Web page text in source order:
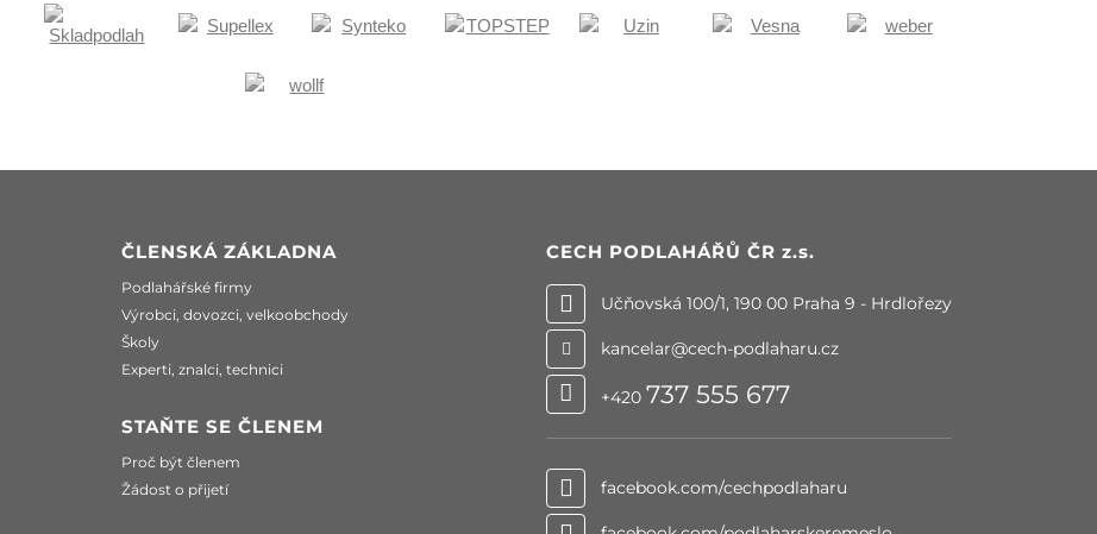
ČLENSKÁ ZÁKLADNA
Podlahářské firmy
Výrobci, dovozci, velkoobchody
Školy
Experti, znalci, technici
STAŇTE SE ČLENEM
Proč být členem
Žádost o přijetí
CECH PODLAHÁŘŮ ČR z.s.
Učňovská 100/1, 190 00 Praha 9 - Hrdlořezy
kancelar@cech-podlaharu.cz
+420 737 555 677
facebook.com/cechpodlaharu